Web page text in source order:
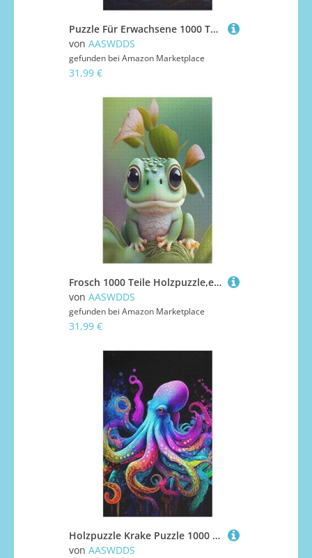
Puzzle Für Erwachsene 1000 Teiliges Koala Puzzles Holzbrettpuzzles Denksportaufgaben Für Kinder 78×53cm
von AASWDDS
gefunden bei Amazon Marketplace
31,99 €
Frosch 1000 Teile Holzpuzzle,einzigartiges Puzzle, Geschenk Für Erwachsene,Familienspiel,Herausforderungsaktivität,78×53cm
von AASWDDS
gefunden bei Amazon Marketplace
31,99 €
Holzpuzzle Krake Puzzle 1000 Teile Erwachsene Klassische Pädagogisches Spielzeug Kinder Lernspiel Herausforderndes Puzzles 78×53cm
von AASWDDS